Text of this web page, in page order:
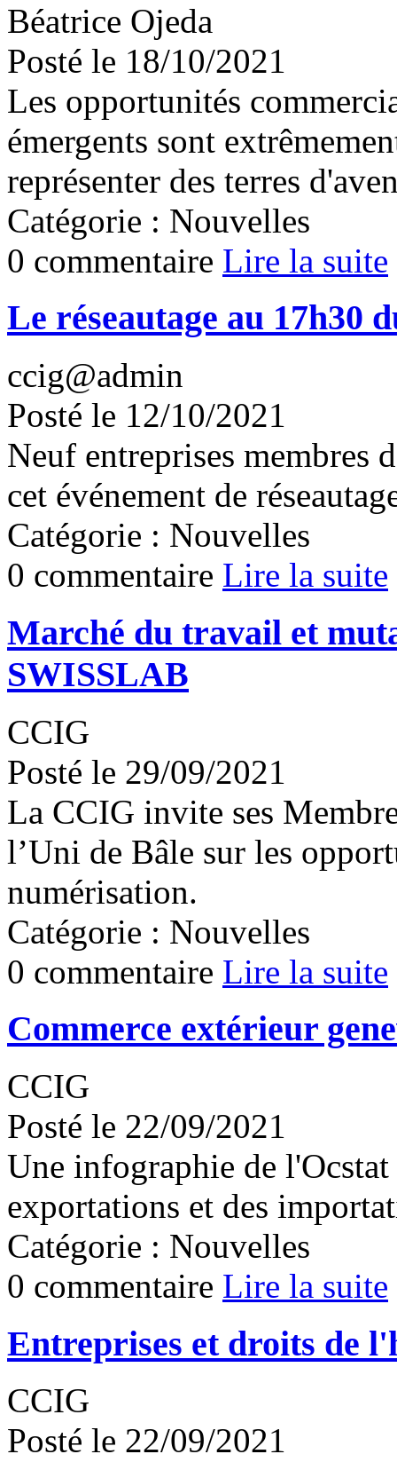
Béatrice Ojeda
Posté le 18/10/2021
Les opportunités
émergents sont
représenter des terres
Catégorie : Nouvelles
0 commentaire Lire la suite
Le réseautage au 17h30
ccig@admin
Posté le 12/10/2021
Neuf entreprises membres
cet événement de
Catégorie : Nouvelles
0 commentaire Lire la suite
Marché du travail et
SWISSLAB
CCIG
Posté le 29/09/2021
La CCIG invite ses
l’Uni de Bâle sur les
numérisation.
Catégorie : Nouvelles
0 commentaire Lire la suite
Commerce extérieur
CCIG
Posté le 22/09/2021
Une infographie de l'Ocstat
exportations et des
Catégorie : Nouvelles
0 commentaire Lire la suite
Entreprises et droits de
CCIG
Posté le 22/09/2021